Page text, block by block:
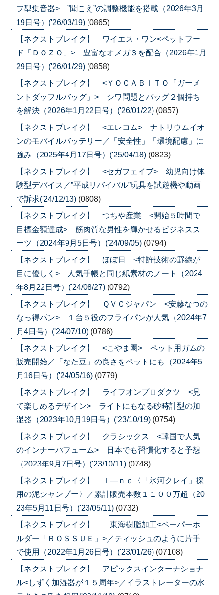
フ型集音器> ”聞こえ”の調整機能を搭載（2026年3月
19日号）('26/03/19) (0865)
【ネクストブレイク】 ワイエス・ワン<ペットフー
ド「ＤＯＺＯ」> 豊富なオメガ３を配合（2026年1月
29日号）('26/01/29) (0858)
【ネクストブレイク】 <ＹＯＣＡＢＩＴＯ「ガーメ
ントダッフルバッグ」> シワ問題とバッグ２個持ち
を解決（2026年1月22日号）('26/01/22) (0857)
【ネクストブレイク】 <エレコム> ナトリウムイオ
ンのモバイルバッテリー／「安全性」「環境配慮」に
強み（2025年4月17日号）('25/04/18) (0823)
【ネクストブレイク】 <セガフェイブ> 幼児向け体
験型デバイス／”平成リバイバル”玩具を試遊機や動画
で訴求('24/12/13) (0808)
【ネクストブレイク】 つちや産業 <開始５時間で
目標金額達成> 筋肉質な男性を輝かせるビジネスス
ーツ（2024年9月5日号）('24/09/05) (0794)
【ネクストブレイク】 ほぼ日 <特許技術の罫線が
目に優しく> 人気手帳と同じ紙素材のノート（2024
年8月22日号）('24/08/27) (0792)
【ネクストブレイク】 ＱＶＣジャパン <安藤なつの
なっ得パン> １台５役のフライパンが人気（2024年7
月4日号）('24/07/10) (0786)
【ネクストブレイク】 <こやま園> ペット用ガムの
販売開始／「なた豆」の良さをペットにも（2024年5
月16日号）('24/05/16) (0779)
【ネクストブレイク】 ライフオンプロダクツ <見
て楽しめるデザイン> ライトにもなる砂時計型の加
湿器（2023年10月19日号）('23/10/19) (0754)
【ネクストブレイク】 クラシックス <韓国で人気
のインナーパフューム> 日本でも習慣化すると予想
（2023年9月7日号）('23/10/11) (0748)
【ネクストブレイク】 Ｉ―ｎｅ〈「氷河クレイ」採
用の泥シャンプー〉／累計販売本数１１００万超（20
23年5月11日号）('23/05/11) (0732)
【ネクストブレイク】 東海樹脂加工<ペーパーホ
ルダー「ＲＯＳＳＵＥ」>／ティッシュのように片手
で使用（2022年1月26日号）('23/01/26) (07108)
【ネクストブレイク】 アピックスインターナショナ
ル<しずく加湿器が１５周年>／イラストレーターの水